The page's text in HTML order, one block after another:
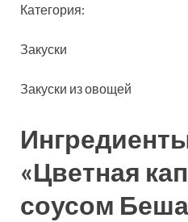
Категория:
Закуски
Закуски из овощей
«Цветная
соусом